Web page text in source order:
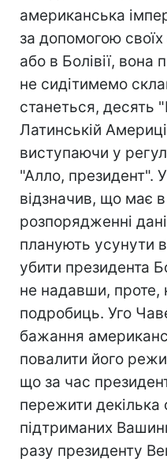
американська
за допомогою своїх
або в Болівії,
не сидітимемо
станеться, десять
Латинській
виступаючи у
"Алло, президент".
відзначив, що має
розпорядженні
планують усунути
убити президента
не надавши, проте,
подробиць. Уго
бажання
повалити його
що за час
пережити
підтриманих
разу президенту